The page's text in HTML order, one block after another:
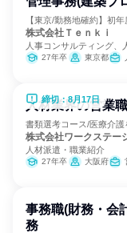
【東京/勤務地確約】初
株式会社Ｔｅｎｋｉ
人事コンサルティング
27年卒 東京都
締切：8月17日
人材業界の営業
書類選考コース/医療介
株式会社ワークステー
人材派遣・職業紹介
27年卒 大阪府
事務職(財務・会
務